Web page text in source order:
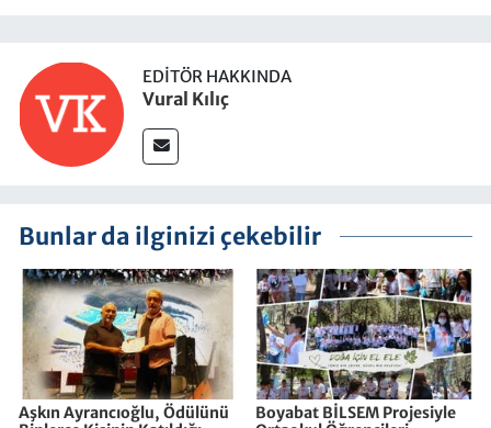
EDITÖR HAKKINDA
Vural Kılıç
Bunlar da ilginizi çekebilir
Aşkın Ayrancıoğlu, Ödülünü
Boyabat BİLSEM Projesiyle